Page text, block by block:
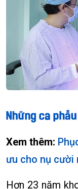
Xem thêm:
ưu cho nụ cười
Hơn 23 năm